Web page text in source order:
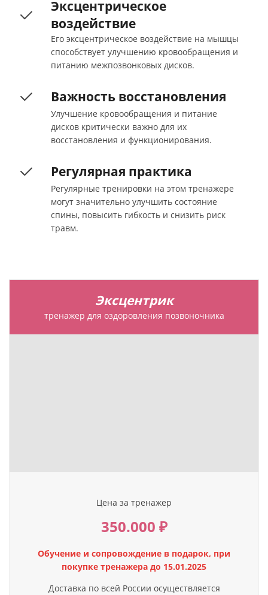
Эксцентрическое
воздействие
Его эксцентрическое воздействие на мышцы
способствует улучшению кровообращения и
питанию межпозвонковых дисков.
Важность восстановления
Улучшение кровообращения и питание
дисков критически важно для их
восстановления и функционирования.
Регулярная практика
Регулярные тренировки на этом тренажере
могут значительно улучшить состояние
спины, повысить гибкость и снизить риск
травм.
Эксцентрик
тренажер для оздоровления позвоночника
Цена за тренажер
350.000 ₽
Обучение и сопровождение в подарок, при
покупке тренажера до 15.01.2025
Доставка по всей России осуществляется